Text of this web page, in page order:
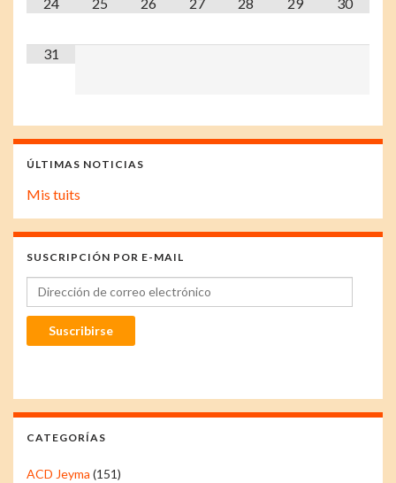
31
ÚLTIMAS NOTICIAS
Mis tuits
SUSCRIPCIÓN POR E-MAIL
Dirección de correo electrónico
Suscribirse
CATEGORÍAS
ACD Jeyma (151)